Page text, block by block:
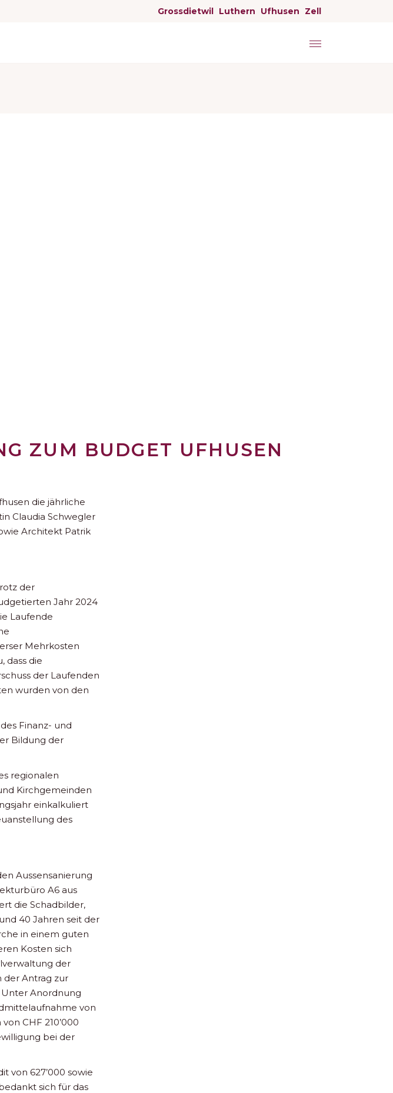
Grossdietwil Luthern Ufhusen Zell
ZUM BUDGET UFHUSEN
die jährliche
Claudia Schwegler
Architekt Patrik
der
Jahr 2024
Laufende
Mehrkosten
dass die
der Laufenden
wurden von den
Finanz- und
Bildung der
regionalen
Kirchgemeinden
einkalkuliert
des
Aussensanierung
A6 aus
die Schadbilder,
40 Jahren seit der
in einem guten
Kosten sich
der
der Antrag zur
Anordnung
von
CHF 210’000
bei der
von 627’000 sowie
sich für das